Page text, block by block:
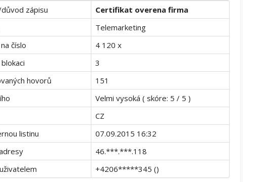
zápisu
Certifikat overena firma
Telemarketing
číslo
4 120 x
3
hovorů
151
Velmi vysoká ( skóre: 5 / 5 )
CZ
listinu
07.09.2015 16:32
46.***.***.118
+4206*****345 ()